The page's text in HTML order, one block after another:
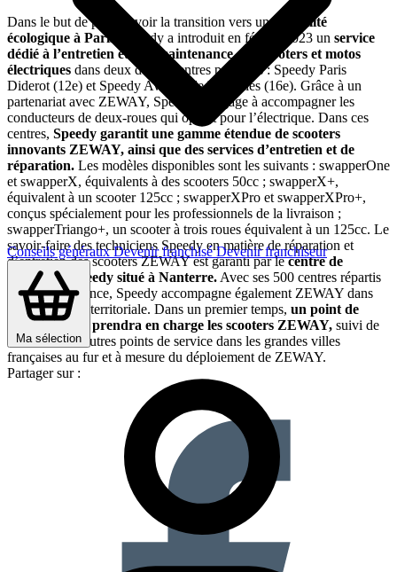
Conseils générauxDevenir franchiséDevenir franchiseur
Ma sélection
Dans le but de promouvoir la transition vers une
mobilité
écologique à Paris,
Speedy a introduit en février 2023 un service
dédié à l’entretien et à la maintenance des scooters et motos
électriques dans deux de ses centres parisiens : Speedy Paris
Diderot (12e) et Speedy Avenue de Versailles (16e). Grâce à un
partenariat avec ZEWAY, Speedy s’engage à accompagner les
conducteurs de deux-roues qui optent pour l’électrique. Dans ces
centres, Speedy garantit une gamme étendue de scooters
innovants ZEWAY, ainsi que des services d’entretien et de
réparation. Les modèles disponibles sont les suivants : swapperOne
et swapperX, équivalents à des scooters 50cc ; swapperX+,
équivalent à un scooter 125cc ; swapperXPro et swapperXPro+,
conçus spécialement pour les professionnels de la livraison ;
swapperTriango+, un scooter à trois roues équivalent à un 125cc. Le
savoir-faire des techniciens Speedy en matière de réparation et
d’entretien des scooters ZEWAY est garanti par lecentre de
formation Speedy situé à Nanterre. Avec ses 500 centres répartis
à travers la France, Speedy accompagne également ZEWAY dans
son expansion territoriale. Dans un premier temps, un point de
service à Nice prendra en charge les scooters ZEWAY, suivi de
l’ouverture d’autres points de service dans les grandes villes
françaises au fur et à mesure du déploiement de ZEWAY.
Partager sur :